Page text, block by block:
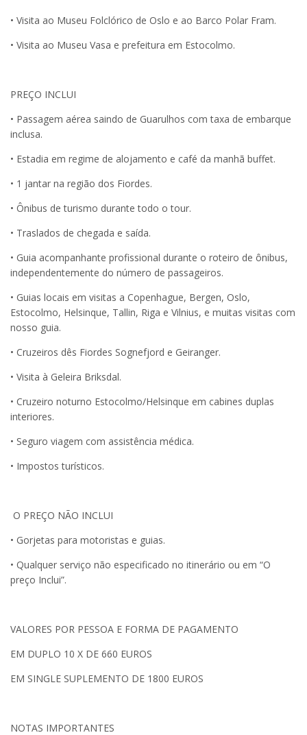
• Visita ao Museu Folclórico de Oslo e ao Barco Polar Fram.
• Visita ao Museu Vasa e prefeitura em Estocolmo.
PREÇO INCLUI
• Passagem aérea saindo de Guarulhos com taxa de embarque
inclusa.
• Estadia em regime de alojamento e café da manhã buffet.
• 1 jantar na região dos Fiordes.
• Ônibus de turismo durante todo o tour.
• Traslados de chegada e saída.
• Guia acompanhante profissional durante o roteiro de ônibus,
independentemente do número de passageiros.
• Guias locais em visitas a Copenhague, Bergen, Oslo,
Estocolmo, Helsinque, Tallin, Riga e Vilnius, e muitas visitas com
nosso guia.
• Cruzeiros dês Fiordes Sognefjord e Geiranger.
• Visita à Geleira Briksdal.
• Cruzeiro noturno Estocolmo/Helsinque em cabines duplas
interiores.
• Seguro viagem com assistência médica.
• Impostos turísticos.
O PREÇO NÃO INCLUI
• Gorjetas para motoristas e guias.
• Qualquer serviço não especificado no itinerário ou em “O
preço Inclui”.
VALORES POR PESSOA E FORMA DE PAGAMENTO
EM DUPLO 10 X DE 660 EUROS
EM SINGLE SUPLEMENTO DE 1800 EUROS
NOTAS IMPORTANTES